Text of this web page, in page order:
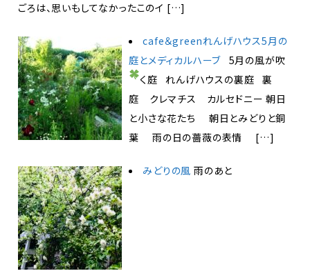
ごろは、思いもしてなかったこのイ […]
cafe＆greenれんげハウス5月の
庭とメディカルハーブ 5月の風が吹
く庭 れんげハウスの裏庭 裏
庭 クレマチス カルセドニー 朝日
と小さな花たち 朝日とみどりと銅
葉 雨の日の薔薇の表情 […]
みどりの風 雨のあと